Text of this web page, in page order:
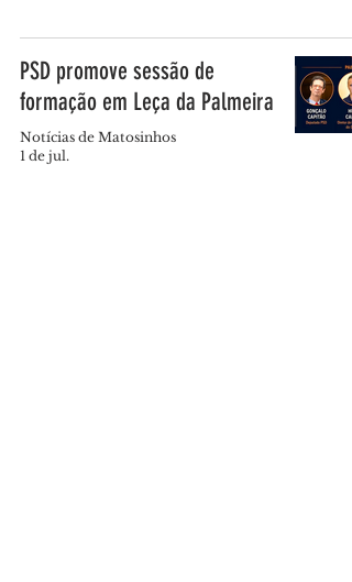
PSD promove sessão de
formação em Leça da Palmeira
Notícias de Matosinhos
1 de jul.